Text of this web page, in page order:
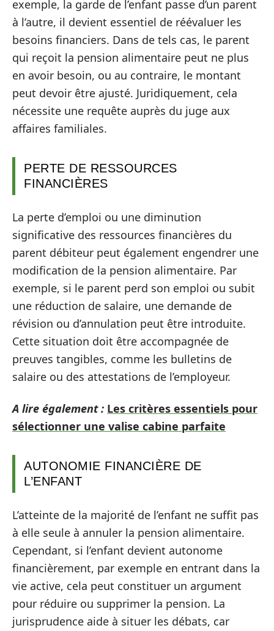
exemple, la garde de l’enfant passe d’un parent
à l’autre, il devient essentiel de réévaluer les
besoins financiers. Dans de tels cas, le parent
qui reçoit la pension alimentaire peut ne plus
en avoir besoin, ou au contraire, le montant
peut devoir être ajusté. Juridiquement, cela
nécessite une requête auprès du juge aux
affaires familiales.
PERTE DE RESSOURCES
FINANCIÈRES
La perte d’emploi ou une diminution
significative des ressources financières du
parent débiteur peut également engendrer une
modification de la pension alimentaire. Par
exemple, si le parent perd son emploi ou subit
une réduction de salaire, une demande de
révision ou d’annulation peut être introduite.
Cette situation doit être accompagnée de
preuves tangibles, comme les bulletins de
salaire ou des attestations de l’employeur.
A lire également : Les critères essentiels pour
sélectionner une valise cabine parfaite
AUTONOMIE FINANCIÈRE DE
L’ENFANT
L’atteinte de la majorité de l’enfant ne suffit pas
à elle seule à annuler la pension alimentaire.
Cependant, si l’enfant devient autonome
financièrement, par exemple en entrant dans la
vie active, cela peut constituer un argument
pour réduire ou supprimer la pension. La
jurisprudence aide à situer les débats, car